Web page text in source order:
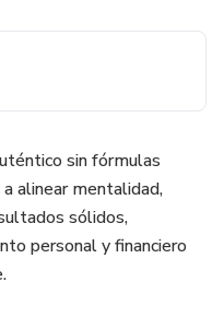
sin fórmulas
alinear mentalidad,
sólidos,
personal y financiero